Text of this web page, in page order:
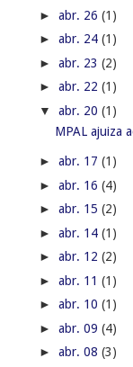
► abr. 26 (1)
► abr. 24 (1)
► abr. 23 (2)
► abr. 22 (1)
▼ abr. 20 (1)
MPAL ajuiza
► abr. 17 (1)
► abr. 16 (4)
► abr. 15 (2)
► abr. 14 (1)
► abr. 12 (2)
► abr. 11 (1)
► abr. 10 (1)
► abr. 09 (4)
► abr. 08 (3)